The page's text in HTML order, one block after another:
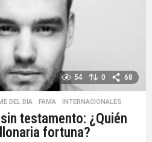
54 0 68
DEL DÍA ,FAMA INTERNACIONALES
testamento: ¿Quién
fortuna?